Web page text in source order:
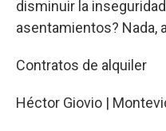
disminuir la
asentamientos? Nada,
Contratos de alquiler
Héctor Giovio |